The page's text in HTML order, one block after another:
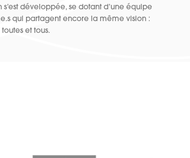
s’est développée, se dotant d’une équipe
qui partagent encore la même vision :
et tous.